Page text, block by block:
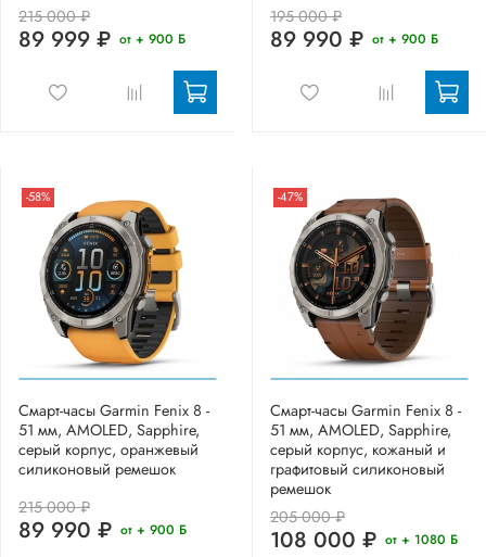
215 000 ₽
89 999 ₽ от + 900 Б
195 000 ₽
89 990 ₽ от + 900 Б
-58%
Смарт-часы Garmin Fenix 8 -
51 мм, AMOLED, Sapphire,
серый корпус, оранжевый
силиконовый ремешок
215 000 ₽
89 990 ₽ от + 900 Б
-47%
Смарт-часы Garmin Fenix 8 -
51 мм, AMOLED, Sapphire,
серый корпус, кожаный и
графитовый силиконовый
ремешок
205 000 ₽
108 000 ₽ от + 1080 Б